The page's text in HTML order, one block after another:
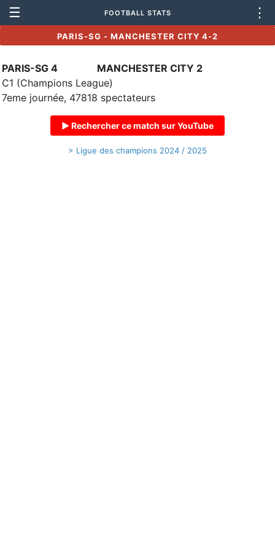
☰ FOOTBALL STATS ⋮
PARIS-SG - MANCHESTER CITY 4-2
PARIS-SG 4
MANCHESTER CITY 2
C1 (Champions League)
7eme journée, 47818 spectateurs
▶ Rechercher ce match sur YouTube
> Ligue des champions 2024 / 2025